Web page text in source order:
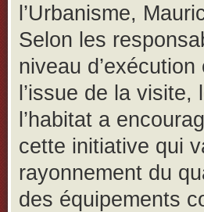
l’Urbanisme,
Selon les
niveau
l’issue de la
l’habitat a
cette initiative qui
rayonnement du
des équipements